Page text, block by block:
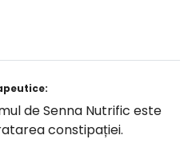
de Senna Nutrific este
constipației.